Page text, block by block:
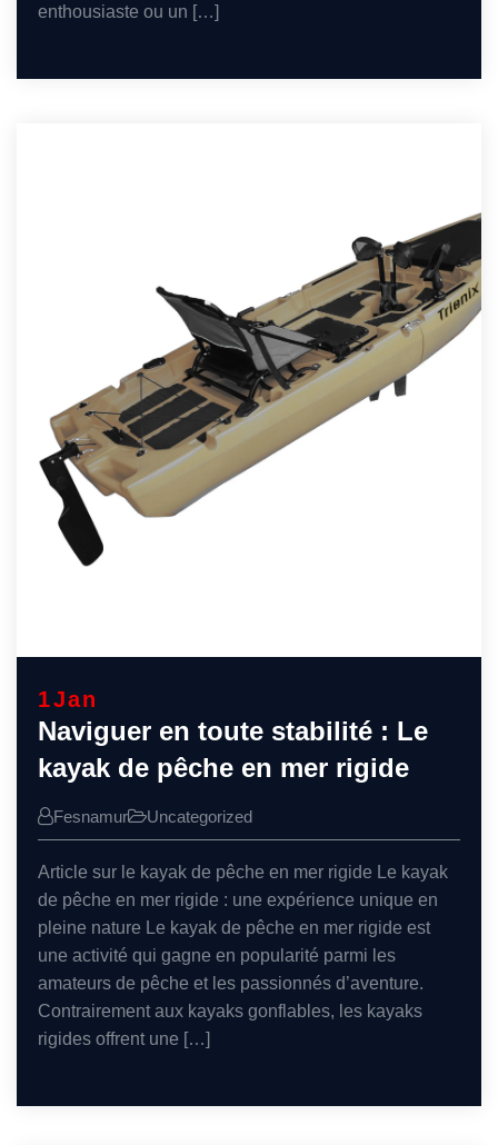
enthousiaste ou un […]
1Jan
Naviguer en toute stabilité : Le
kayak de pêche en mer rigide
Fesnamur Uncategorized
Article sur le kayak de pêche en mer rigide Le kayak
de pêche en mer rigide : une expérience unique en
pleine nature Le kayak de pêche en mer rigide est
une activité qui gagne en popularité parmi les
amateurs de pêche et les passionnés d’aventure.
Contrairement aux kayaks gonflables, les kayaks
rigides offrent une […]